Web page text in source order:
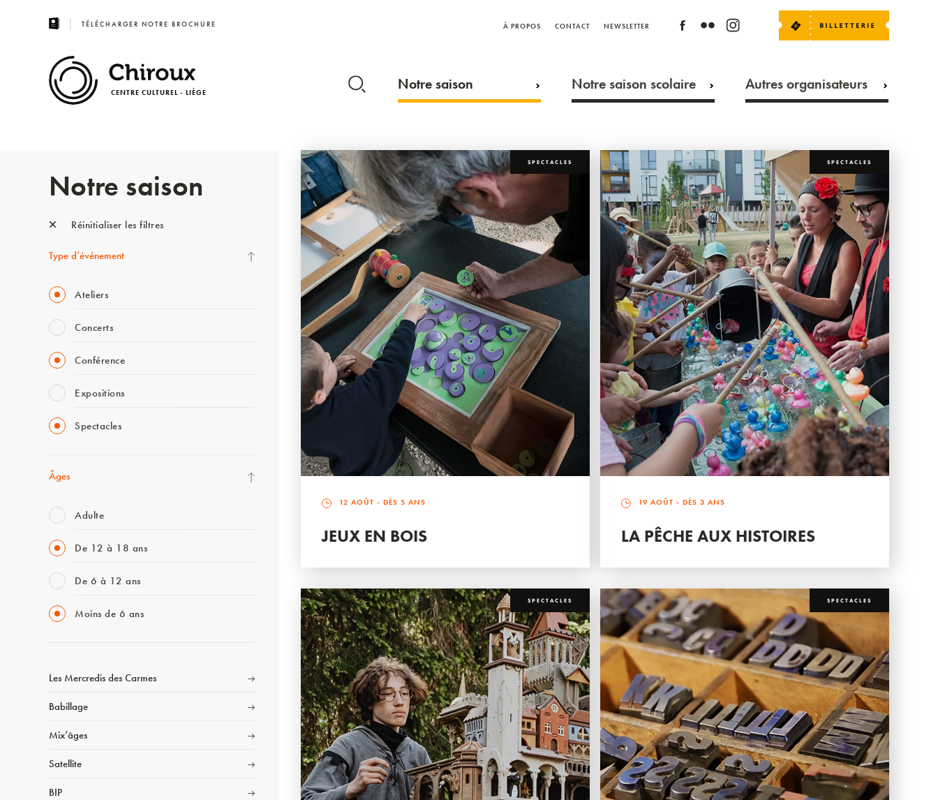
TÉLÉCHARGER NOTRE BROCHURE À PROPOS CONTACT NEWSLETTER
CENTRE CULTUREL - LIÈGE Notre saison Notre saison scolaire Autres organisateurs
Notre saison
Réinitialiser les filtres
Type d’événement
Ateliers
Concerts
Conférence
Expositions
Spectacles
Âges
Adulte
De 12 à 18 ans
De 6 à 12 ans
Moins de 6 ans
Les Mercredis des Carmes
Babillage
Mix’âges
Satellite
BIP
SPECTACLES
12 AOÛT - DÈS 5 ANS
JEUX EN BOIS
SPECTACLES
19 AOÛT - DÈS 3 ANS
LA PÊCHE AUX HISTOIRES
SPECTACLES SPECTACLES